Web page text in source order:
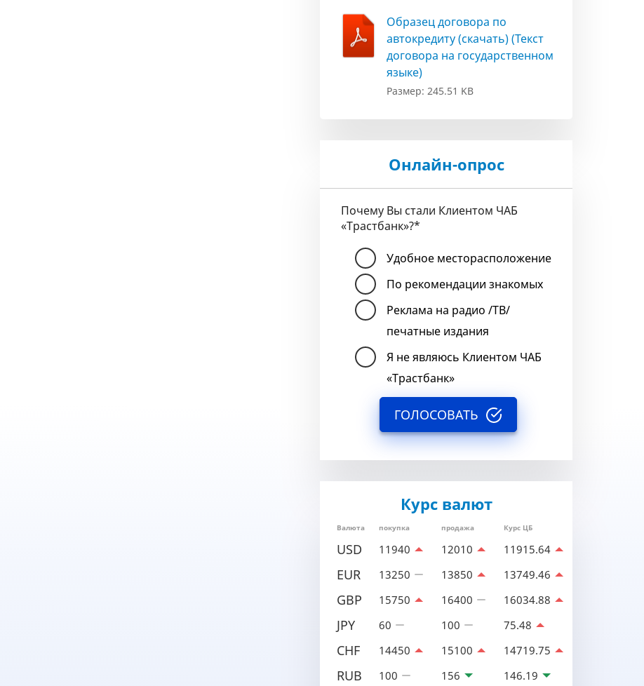
Образец договора по
автокредиту (скачать) (Текст
договора на государственном
языке)
Размер: 245.51 KB
Онлайн-опрос
Почему Вы стали Клиентом ЧАБ
«Трастбанк»?*
Удобное месторасположение
По рекомендации знакомых
Реклама на радио /ТВ/
печатные издания
Я не являюсь Клиентом ЧАБ
«Трастбанк»
ГОЛОСОВАТЬ
Курс валют
Валюта покупка продажа Курс ЦБ
USD 11940 12010 11915.64
EUR 13250 13850 13749.46
GBP 15750 16400 16034.88
JPY 60 100 75.48
CHF 14450 15100 14719.75
RUB 100 156 146.19